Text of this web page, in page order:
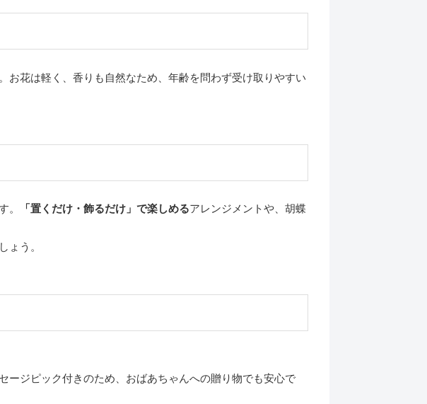
花は軽く、香りも自然なため、年齢を問わず受け取りやすい
。 「置くだけ・飾るだけ」で楽しめるアレンジメントや、胡蝶
ょう。
ージピック付きのため、おばあちゃんへの贈り物でも安心で